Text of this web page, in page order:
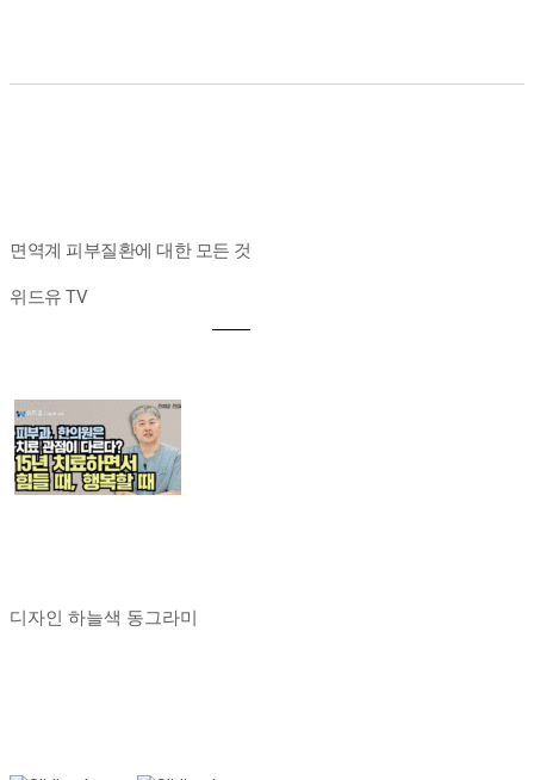
면역계 피부질환에 대한 모든 것
위드유 TV
디자인 하늘색 동그라미